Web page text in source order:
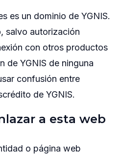
es un dominio de YGNIS.
salvo autorización
con otros productos
de YGNIS de ninguna
confusión entre
de YGNIS.
a esta web
o página web